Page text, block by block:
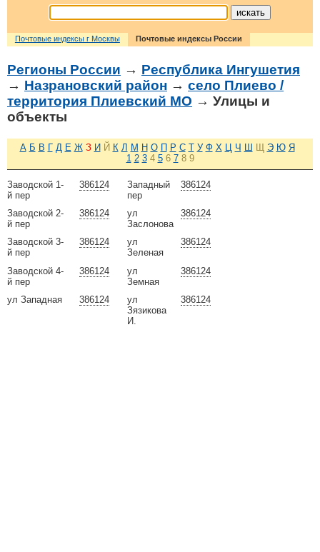
Почтовые индексы г Москвы Почтовые индексы России
Регионы России → Республика Ингушетия
→ Назрановский район → село Плиево /
территория Плиевский МО → Улицы и
объекты
А Б В Г Д Е Ж З И Й К Л М Н О П Р С Т У Ф Х Ц Ч Ш Щ Э Ю Я
1 2 3 4 5 6 7 8 9
386124
Заводской 1-
й пер
386124
Заводской 2-
й пер
386124
Заводской 3-
й пер
386124
Заводской 4-
й пер
386124
ул Западная
386124
Западный
пер
386124
ул
Заслонова
386124
ул
Зеленая
386124
ул
Земная
386124
ул
Зязикова
И.